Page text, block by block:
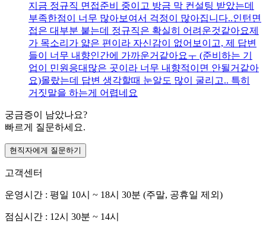
지금 정규직 면접준비 중이고 방금 막 컨설팅 받았는데
부족한점이 너무 많아보여서 걱정이 많아집니다.. ​ 인턴면
접은 대부분 붙는데 정규직은 확실히 어려운것같아요 ​ 제
가 목소리가 얇은 편이라 자신감이 없어보이고, 제 답변
들이 너무 내향인간에 가까운거같아요ㅜ (준비하는 기
업이 민원응대많은 곳이라 너무 내향적이면 안될거같아
요) ​ 몰랐는데 답변 생각할때 눈알도 많이 굴리고.. 특히
거짓말을 하는게 어렵네요
궁금증이 남았나요?
빠르게 질문하세요.
현직자에게 질문하기
고객센터
운영시간 : 평일 10시 ~ 18시 30분 (주말, 공휴일 제외)
점심시간 : 12시 30분 ~ 14시